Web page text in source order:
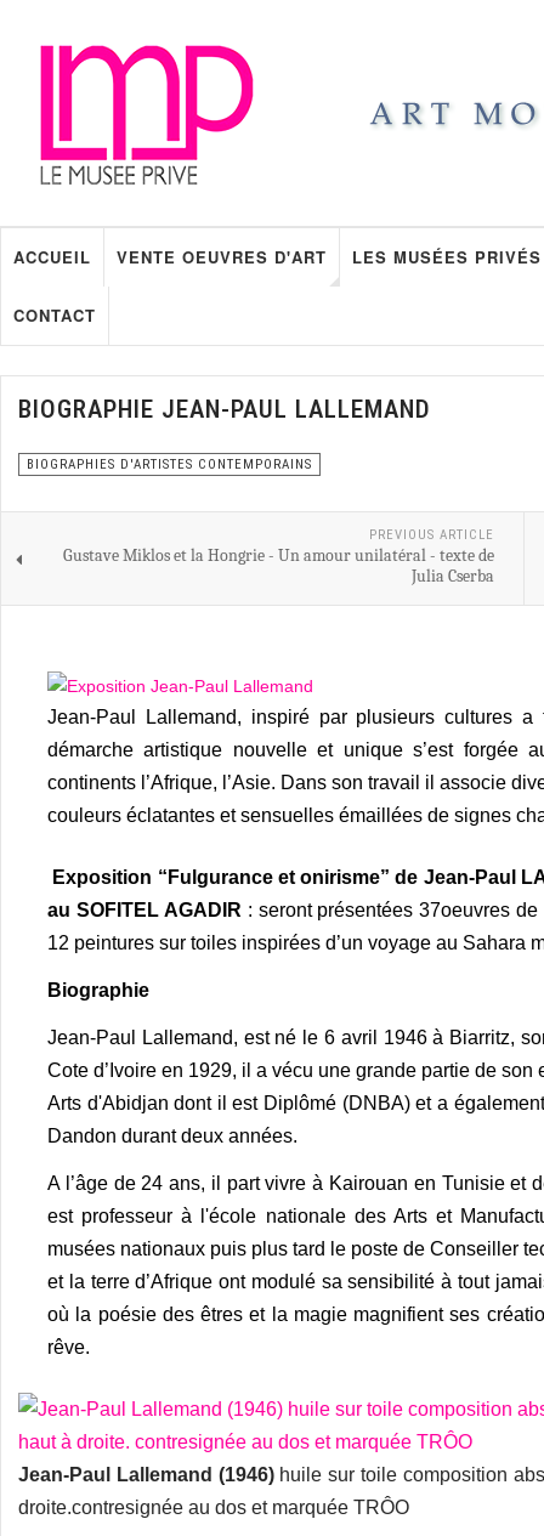
ACCUEIL VENTE OEUVRES D'ART LES MUSÉES PRIVÉS
CONTACT
BIOGRAPHIE JEAN-PAUL LALLEMAND
BIOGRAPHIES D'ARTISTES CONTEMPORAINS
PREVIOUS ARTICLE
Gustave Miklos et la Hongrie - Un amour unilatéral - texte de
Julia Cserba
Jean-Paul Lallemand, inspiré par plusieurs cultures
démarche artistique nouvelle et unique s’est
continents l’Afrique, l’Asie. Dans son travail il associe
couleurs éclatantes et sensuelles émaillées de signes
Exposition “Fulgurance et onirisme” de Jean-Paul
au SOFITEL AGADIR : seront présentées 37oeuvres
12 peintures sur toiles inspirées d’un voyage au Sahara
Biographie
Jean-Paul Lallemand, est né le 6 avril 1946 à Biarritz,
Cote d’Ivoire en 1929, il a vécu une grande partie de
Arts d'Abidjan dont il est Diplômé (DNBA) et a
Dandon durant deux années.
A l’âge de 24 ans, il part vivre à Kairouan en Tunisie
est professeur à l'école nationale des Arts et
musées nationaux puis plus tard le poste de Conseiller
et la terre d’Afrique ont modulé sa sensibilité à tout
où la poésie des êtres et la magie magnifient ses
rêve.
Jean-Paul Lallemand (1946)huile sur toile composition
droite.contresignée au dos et marquée TRÔO